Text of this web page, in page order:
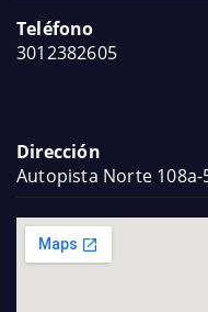
Teléfono
3012382605
Dirección
Autopista Norte 108a-